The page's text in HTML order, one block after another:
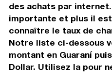
des achats par
importante et plus il
connaître le taux de
Notre liste ci-dessous
montant en Guaraní
Dollar. Utilisez la pour